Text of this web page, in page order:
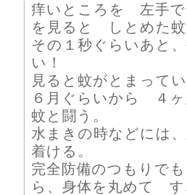
痒いところを 左手
を見ると しとめた
その１秒ぐらいあと
い！
見ると蚊がとまってい
６月ぐらいから ４
蚊と闘う。
水まきの時などには
着ける。
完全防備のつもりで
ら、身体を丸めて